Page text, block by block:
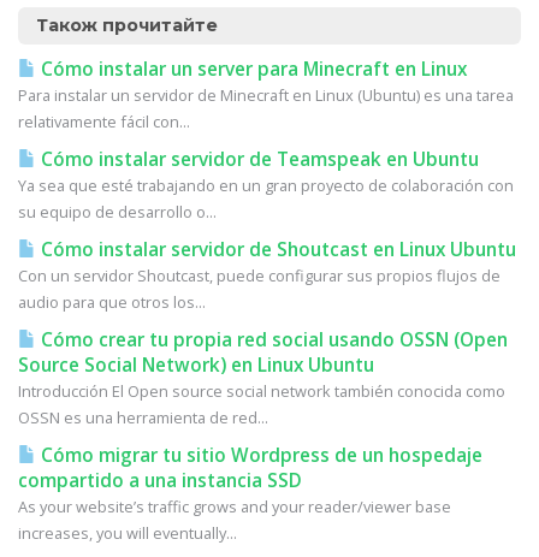
Також прочитайте
Cómo instalar un server para Minecraft en Linux
Para instalar un servidor de Minecraft en Linux (Ubuntu) es una tarea
relativamente fácil con...
Cómo instalar servidor de Teamspeak en Ubuntu
Ya sea que esté trabajando en un gran proyecto de colaboración con
su equipo de desarrollo o...
Cómo instalar servidor de Shoutcast en Linux Ubuntu
Con un servidor Shoutcast, puede configurar sus propios flujos de
audio para que otros los...
Cómo crear tu propia red social usando OSSN (Open
Source Social Network) en Linux Ubuntu
Introducción El Open source social network también conocida como
OSSN es una herramienta de red...
Cómo migrar tu sitio Wordpress de un hospedaje
compartido a una instancia SSD
As your website’s traffic grows and your reader/viewer base
increases, you will eventually...